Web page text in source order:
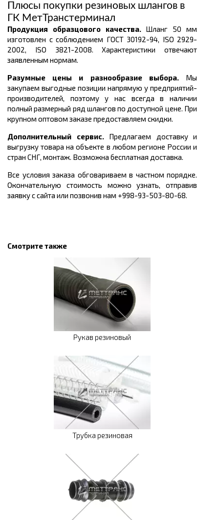
Плюсы покупки резиновых шлангов в
ГК МетТранстерминал
Продукция образцового качества.Шланг 50 мм
изготовлен с соблюдением ГОСТ 30192-94, ISO 2929-
2002, ISO 3821-2008. Характеристики отвечают
заявленным нормам.
Разумные цены и разнообразие выбора.Мы
закупаем выгодные позиции напрямую у предприятий-
производителей, поэтому у нас всегда в наличии
полный размерный ряд шлангов по доступной цене. При
крупном оптовом заказе предоставляем скидки.
Дополнительный сервис.Предлагаем доставку и
выгрузку товара на объекте в любом регионе России и
стран СНГ, монтаж. Возможна бесплатная доставка.
Все условия заказа обговариваем в частном порядке.
Окончательную стоимость можно узнать, отправив
заявку с сайта или позвонив нам +998-93-503-80-68.
Смотрите также
Рукав резиновый
Трубка резиновая